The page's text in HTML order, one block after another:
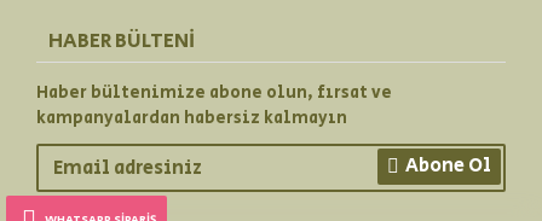
HABER BÜLTENI
Haber bültenimize abone olun, fırsat ve
kampanyalardan habersiz kalmayın
Abone Ol